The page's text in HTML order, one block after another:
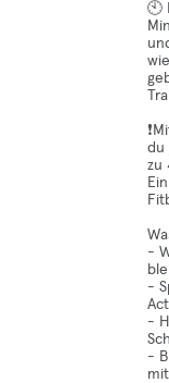
🕙
du
zu
-
-
-
-